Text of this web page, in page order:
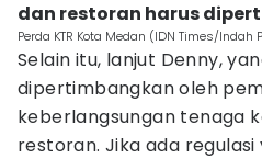
dan restoran harus
Perda KTR Kota Medan (IDN Times/Indah
Selain itu, lanjut Denny,
dipertimbangkan oleh
keberlangsungan tenaga
restoran. Jika ada